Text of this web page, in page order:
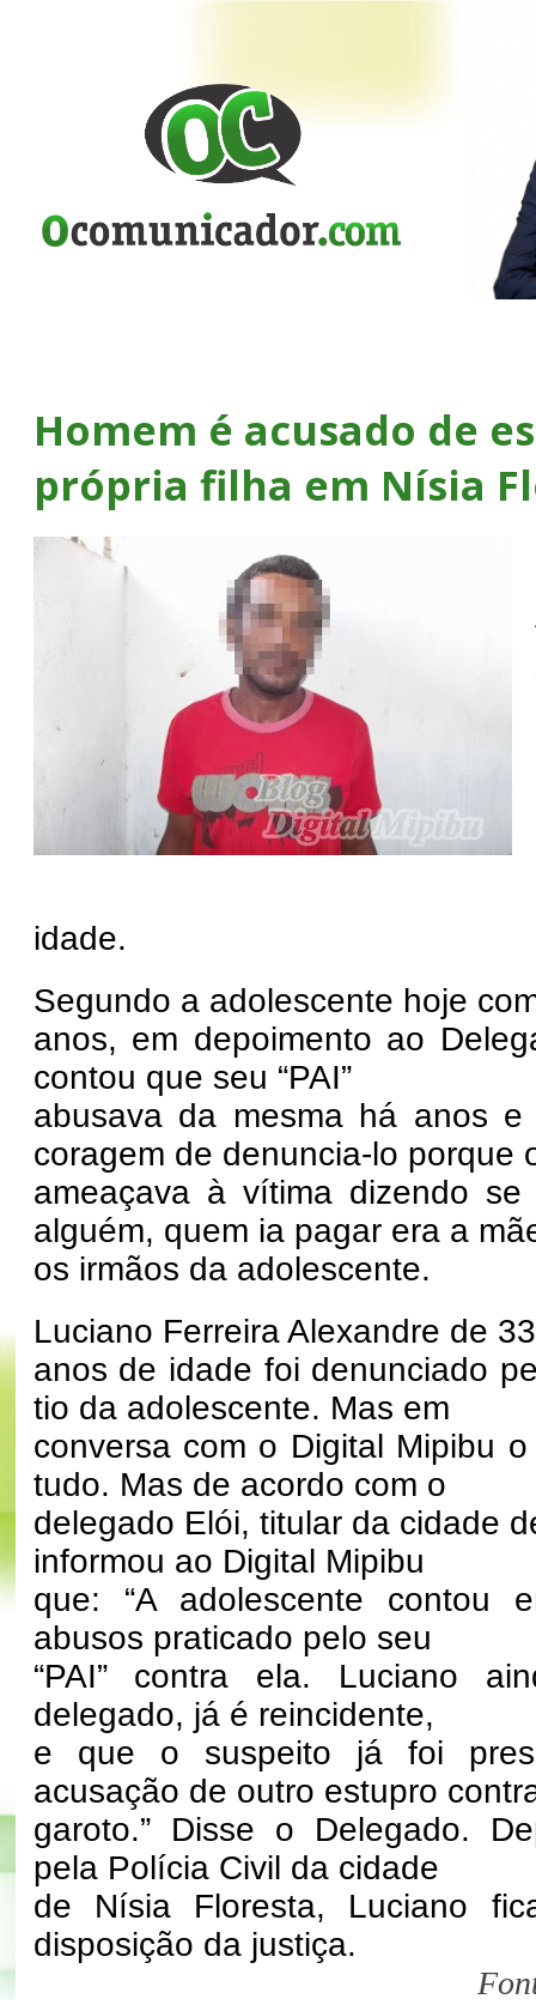
Homem é acusado de
própria filha em Nísia
idade.
Segundo a adolescente hoje
anos, em depoimento ao
contou que seu “PAI”
abusava da mesma há anos
coragem de denuncia-lo porque
ameaçava à vítima dizendo
alguém, quem ia pagar era a
os irmãos da adolescente.
Luciano Ferreira Alexandre de 33
anos de idade foi denunciado
tio da adolescente. Mas em
conversa com o Digital Mipibu
tudo. Mas de acordo com o
delegado Elói, titular da cidade
informou ao Digital Mipibu
que: “A adolescente contou
abusos praticado pelo seu
“PAI” contra ela. Luciano
delegado, já é reincidente,
e que o suspeito já foi
acusação de outro estupro
garoto.” Disse o Delegado.
pela Polícia Civil da cidade
de Nísia Floresta, Luciano
disposição da justiça.